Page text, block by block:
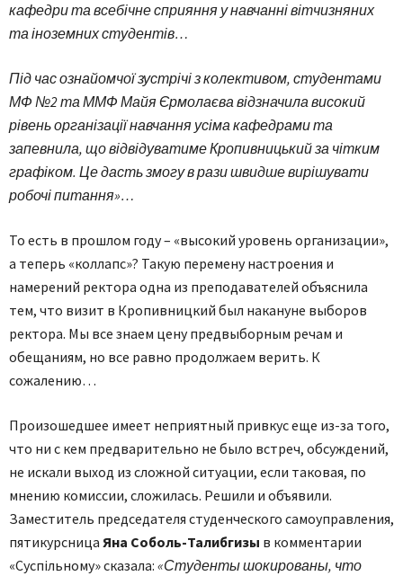
кафедри та всебічне сприяння у навчанні вітчизняних
та іноземних студентів…
Під час ознайомчої зустрічі з колективом, студентами
МФ №2 та ММФ Майя Єрмолаєва відзначила високий
рівень організації навчання усіма кафедрами та
запевнила, що відвідуватиме Кропивницький за чітким
графіком. Це дасть змогу в рази швидше вирішувати
робочі питання»…
То есть в прошлом году – «высокий уровень организации»,
а теперь «коллапс»? Такую перемену настроения и
намерений ректора одна из преподавателей объяснила
тем, что визит в Кропивницкий был накануне выборов
ректора. Мы все знаем цену предвыборным речам и
обещаниям, но все равно продолжаем верить. К
сожалению…
Произошедшее имеет неприятный привкус еще из-за того,
что ни с кем предварительно не было встреч, обсуждений,
не искали выход из сложной ситуации, если таковая, по
мнению комиссии, сложилась. Решили и объявили.
Заместитель председателя студенческого самоуправления,
пятикурсница Яна Соболь-Талибгизы в комментарии
«Суспільному» сказала: «Студенты шокированы, что